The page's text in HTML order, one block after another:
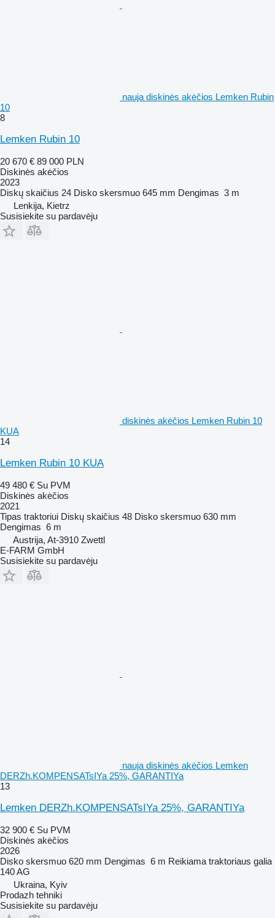
nauja diskinės akėčios Lemken Rubin
10
8
Lemken Rubin 10
20 670 € 89 000 PLN
Diskinės akėčios
2023
Diskų skaičius 24 Disko skersmuo 645 mm Dengimas 3 m
Lenkija, Kietrz
Susisiekite su pardavėju
diskinės akėčios Lemken Rubin 10
KUA
14
Lemken Rubin 10 KUA
49 480 € Su PVM
Diskinės akėčios
2021
Tipas traktoriui Diskų skaičius 48 Disko skersmuo 630 mm
Dengimas 6 m
Austrija, At-3910 Zwettl
E-FARM GmbH
Susisiekite su pardavėju
nauja diskinės akėčios Lemken
DERZh.KOMPENSATsIYa 25%, GARANTIYa
13
Lemken DERZh.KOMPENSATsIYa 25%, GARANTIYa
32 900 € Su PVM
Diskinės akėčios
2026
Disko skersmuo 620 mm Dengimas 6 m Reikiama traktoriaus galia
140 AG
Ukraina, Kyiv
Prodazh tehniki
Susisiekite su pardavėju